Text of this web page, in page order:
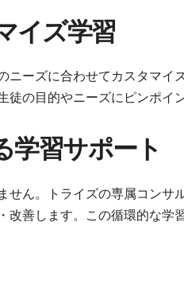
イズ学習
ニーズに合わせてカスタマイ
の目的やニーズにピンポイ
学習サポート
せん。トライズの専属コンサ
改善します。この循環的な学